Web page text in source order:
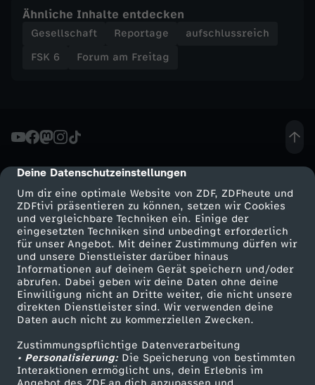
cmp-dialog-description
Deine Datenschutzeinstellungen
Um dir eine optimale Website von ZDF, ZDFheute und
ZDFtivi präsentieren zu können, setzen wir Cookies
und vergleichbare Techniken ein. Einige der
eingesetzten Techniken sind unbedingt erforderlich
für unser Angebot. Mit deiner Zustimmung dürfen wir
und unsere Dienstleister darüber hinaus
Informationen auf deinem Gerät speichern und/oder
abrufen. Dabei geben wir deine Daten ohne deine
Einwilligung nicht an Dritte weiter, die nicht unsere
direkten Dienstleister sind. Wir verwenden deine
Daten auch nicht zu kommerziellen Zwecken.
Zustimmungspflichtige Datenverarbeitung
• Personalisierung:Die Speicherung von bestimmten
Interaktionen ermöglicht uns, dein Erlebnis im
-
e
l
i
e
f
d
e
r
Ähnliche Inhalte entdecken
Gesellschaft Reportage
aufschlussreich
FSK 6
Forum am Freitag
Mehr ZDF
ZDF-Apps
Smart TV
ZDFtext
Livestreams
Sendungen A-Z
Service
ZDFmitreden
Kontakt zum ZDF
Tickets
Zuschauerservice
Hilfe